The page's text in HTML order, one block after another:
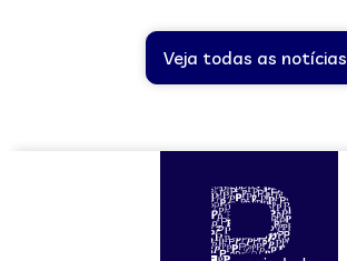
Veja todas as notícias